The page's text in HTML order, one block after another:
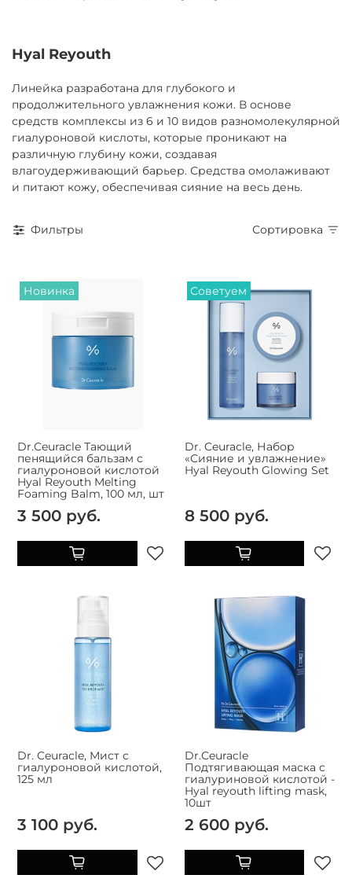
Hyal Reyouth
Линейка разработана для глубокого и
продолжительного увлажнения кожи. В основе
средств комплексы из 6 и 10 видов разномолекулярной
гиалуроновой кислоты, которые проникают на
различную глубину кожи, создавая
влагоудерживающий барьер. Средства омолаживают
и питают кожу, обеспечивая сияние на весь день.
Фильтры Сортировка
Новинка
Dr.Ceuracle Тающий
пенящийся бальзам с
гиалуроновой кислотой
Hyal Reyouth Melting
Foaming Balm, 100 мл, шт
3 500 руб.
Советуем
Dr. Ceuracle, Набор
«Сияние и увлажнение»
Hyal Reyouth Glowing Set
8 500 руб.
Dr. Ceuracle, Мист с
гиалуроновой кислотой,
125 мл
3 100 руб.
Dr.Ceuracle
Подтягивающая маска с
гиалуриновой кислотой -
Hyal reyouth lifting mask,
10шт
2 600 руб.